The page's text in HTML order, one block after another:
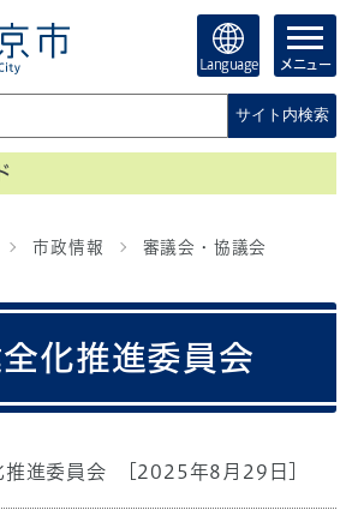
Language メニュー
サイト内検索
市政情報 審議会・協議会
化推進委員会
推進委員会 [2025年8月29日]